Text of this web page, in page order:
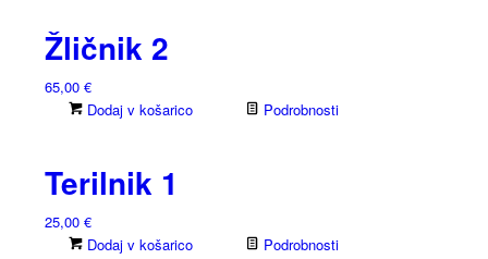
Žličnik 2
65,00 €
Dodaj v košarico
Podrobnosti
Terilnik 1
25,00 €
Dodaj v košarico
Podrobnosti